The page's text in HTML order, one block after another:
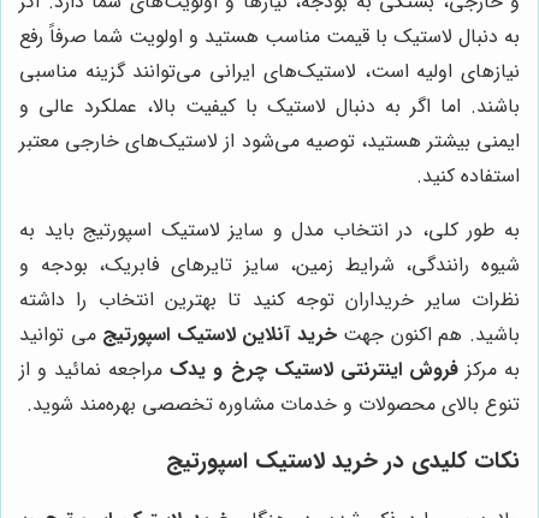
به دنبال لاستیک با قیمت مناسب هستید و اولویت شما صرفاً رفع
نیازهای اولیه است، لاستیک‌های ایرانی می‌توانند گزینه مناسبی
باشند. اما اگر به دنبال لاستیک با کیفیت بالا، عملکرد عالی و
ایمنی بیشتر هستید، توصیه می‌شود از لاستیک‌های خارجی معتبر
استفاده کنید.
به طور کلی، در انتخاب مدل و سایز لاستیک اسپورتیج باید به
شیوه رانندگی، شرایط زمین، سایز تایرهای فابریک، بودجه و
نظرات سایر خریداران توجه کنید تا بهترین انتخاب را داشته
باشید. هم اکنون جهتخرید آنلاین لاستیک اسپورتیج می توانید
به مرکزفروش اینترنتی لاستیک چرخ و یدکمراجعه نمائید و از
تنوع بالای محصولات و خدمات مشاوره تخصصی بهره‌مند شوید.
نکات کلیدی در خرید لاستیک اسپورتیج